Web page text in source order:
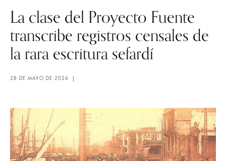
La clase del Proyecto Fuente
transcribe registros censales de
la rara escritura sefardí
28 DE MAYO DE 2026